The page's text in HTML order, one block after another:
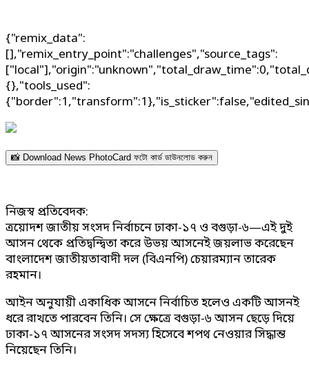
{"remix_data":
[],"remix_entry_point":"challenges","source_tags":
{},"tools_used":
📸 Download News PhotoCard ফটো কার্ড ডাউনলোড করুন
নিজস্ব প্রতিবেদক:
ত্রয়োদশ জাতীয় সংসদ নির্বাচনে ঢাকা-১৭ ও বগুড়া-৬—এই দুই
আসন থেকে প্রতিদ্বন্দ্বিতা করে উভয় আসনেই জয়লাভ করেছেন
বাংলাদেশ জাতীয়তাবাদী দল (বিএনপি) চেয়ারম্যান তারেক
রহমান।
আইন অনুযায়ী একাধিক আসনে নির্বাচিত হলেও একটি আসনই
ধরে রাখতে পারবেন তিনি। সে ক্ষেত্রে বগুড়া-৬ আসন ছেড়ে দিয়ে
ঢাকা-১৭ আসনের সংসদ সদস্য হিসেবে শপথ নেওয়ার সিদ্ধান্ত
নিয়েছেন তিনি।